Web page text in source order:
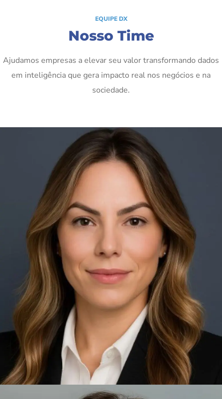
EQUIPE DX
Nosso Time
Ajudamos empresas a elevar seu valor transformando dados
em inteligência que gera impacto real nos negócios e na
sociedade.